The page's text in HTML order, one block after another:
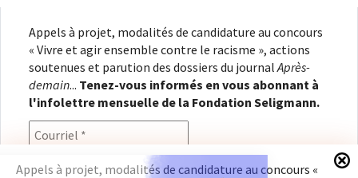
Appels à projet, modalités de candidature au concours
« Vivre et agir ensemble contre le racisme », actions
soutenues et parution des dossiers du journalAprès-
demain... Tenez-vous informés en vous abonnant à
l'infolettre mensuelle de la Fondation Seligmann.
Appels à projet, modalités de candidature au concours «